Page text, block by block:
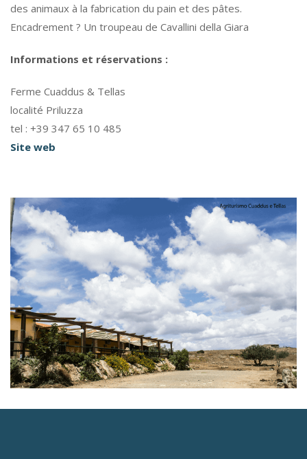
des animaux à la fabrication du pain et des pâtes.
Encadrement ? Un troupeau de Cavallini della Giara
Informations et réservations :
Ferme Cuaddus & Tellas
localité Priluzza
tel : +39 347 65 10 485
Site web